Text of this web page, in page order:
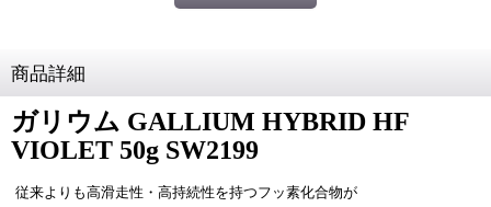
商品詳細
ガリウム GALLIUM HYBRID HF
VIOLET 50g SW2199
従来よりも高滑走性・高持続性を持つフッ素化合物が